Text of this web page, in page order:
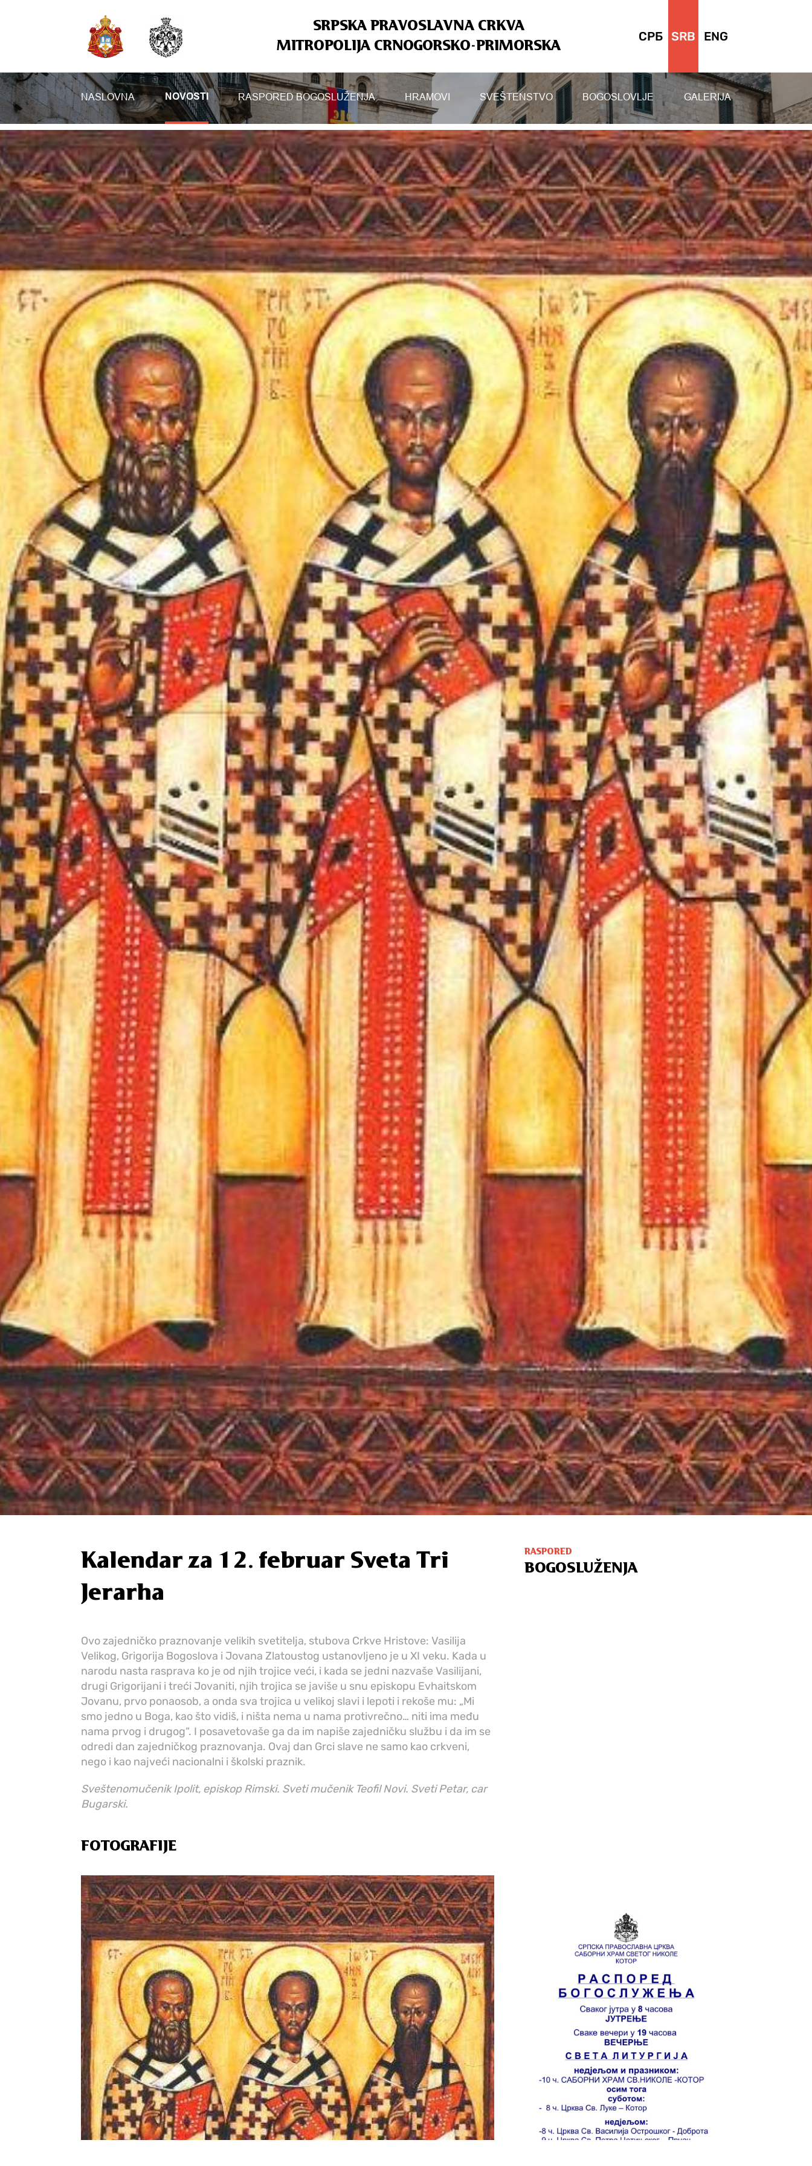
SRPSKA PRAVOSLAVNA CRKVA
MITROPOLIJA CRNOGORSKO-PRIMORSKA
СРБ SRB ENG
NASLOVNA NOVOSTI RASPORED BOGOSLUŽENJA HRAMOVI SVEŠTENSTVO BOGOSLOVLJE GALERIJA
Kalendar za 12. februar Sveta Tri
Jerarha
Ovo zajedničko praznovanje velikih svetitelja, stubova Crkve Hristove: Vasilija
Velikog, Grigorija Bogoslova i Jovana Zlatoustog ustanovljeno je u XI veku. Kada u
narodu nasta rasprava ko je od njih trojice veći, i kada se jedni nazvaše Vasilijani,
drugi Grigorijani i treći Jovaniti, njih trojica se javiše u snu episkopu Evhaitskom
Jovanu, prvo ponaosob, a onda sva trojica u velikoj slavi i lepoti i rekoše mu: „Mi
smo jedno u Boga, kao što vidiš, i ništa nema u nama protivrečno… niti ima među
nama prvog i drugog“. I posavetovaše ga da im napiše zajedničku službu i da im se
odredi dan zajedničkog praznovanja. Ovaj dan Grci slave ne samo kao crkveni,
nego i kao najveći nacionalni i školski praznik.
Sveštenomučenik Ipolit, episkop Rimski. Sveti mučenik Teofil Novi. Sveti Petar, car
Bugarski.
FOTOGRAFIJE
RASPORED
BOGOSLUŽENJA